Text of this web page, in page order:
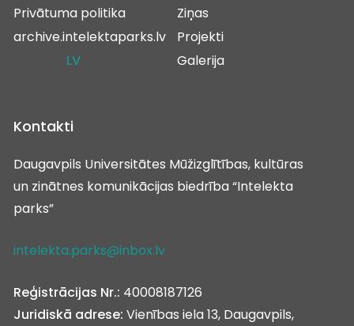
Privātuma politika
archive.intelektaparks.lv
LV
Ziņas
Projekti
Galerija
Kontakti
Daugavpils Universitātes Mūžizglītības, kultūras
un zinātnes komunikācijas biedrība “Intelekta
parks”
intelekta.parks@inbox.lv
Reģistrācijas Nr.: 40008187126
Juridiskā adrese: Vienības iela 13, Daugavpils,